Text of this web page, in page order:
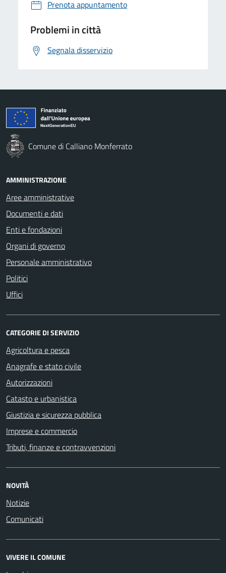
Prenota appuntamento
Problemi in città
Segnala disservizio
Comune di Calliano Monferrato
AMMINISTRAZIONE
Aree amministrative
Documenti e dati
Enti e fondazioni
Organi di governo
Personale amministrativo
Politici
Uffici
CATEGORIE DI SERVIZIO
Agricoltura e pesca
Anagrafe e stato civile
Autorizzazioni
Catasto e urbanistica
Giustizia e sicurezza pubblica
Imprese e commercio
Tributi, finanze e contravvenzioni
NOVITÀ
Notizie
Comunicati
VIVERE IL COMUNE